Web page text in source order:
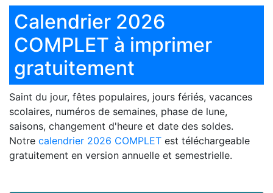
Calendrier 2026
COMPLET à imprimer
gratuitement
Saint du jour, fêtes populaires, jours fériés, vacances
scolaires, numéros de semaines, phase de lune,
saisons, changement d'heure et date des soldes.
Notre calendrier 2026 COMPLET est téléchargeable
gratuitement en version annuelle et semestrielle.